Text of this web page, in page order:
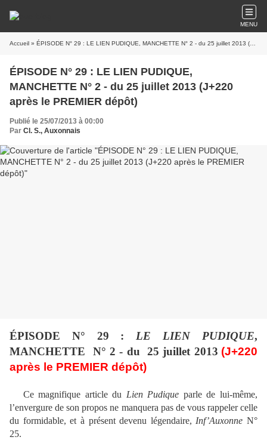
MENU
Accueil » ÉPISODE N° 29 : LE LIEN PUDIQUE, MANCHETTE N° 2 - du 25 juillet 2013 (J+220 après le PREMIER dépôt)
ÉPISODE N° 29 : LE LIEN PUDIQUE,
MANCHETTE N° 2 - du 25 juillet 2013 (J+220
après le PREMIER dépôt)
Publié le 25/07/2013 à 00:00
Par Cl. S., Auxonnais
ÉPISODE N° 29 : LE LIEN PUDIQUE,
MANCHETTE
N° 2 - du 25 juillet 2013 (J+220
après le PREMIER dépôt)
Ce magnifique article du Lien Pudique parle de lui-même,
l’envergure de son propos ne manquera pas de vous rappeler celle
du formidable, et à présent devenu légendaire, Inf’Auxonne N°
25.